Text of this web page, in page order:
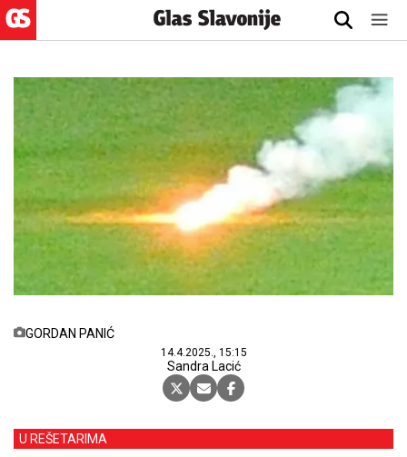
GORDAN PANIĆ
14.4.2025., 15:15
Sandra Lacić
U REŠETARIMA